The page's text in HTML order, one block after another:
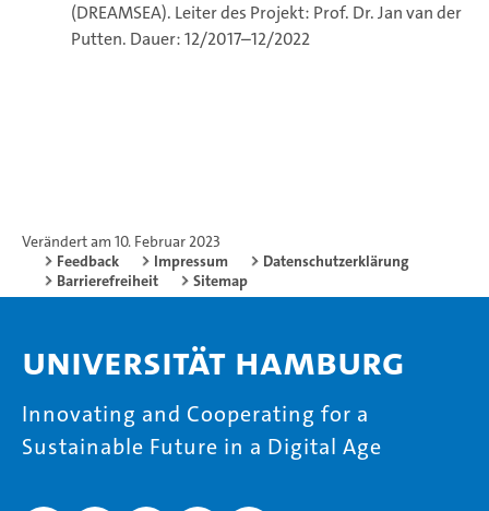
(DREAMSEA). Leiter des Projekt: Prof. Dr. Jan van der
Putten. Dauer: 12/2017–12/2022
Verändert am 10. Februar 2023
Feedback
Impressum
Datenschutzerklärung
Barrierefreiheit
Sitemap
Universität Hamburg
Innovating and Cooperating for a
Sustainable Future in a Digital Age